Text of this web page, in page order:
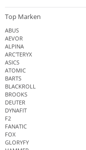
Top Marken
ABUS
AEVOR
ALPINA
ARC'TERYX
ASICS
ATOMIC
BARTS
BLACKROLL
BROOKS
DEUTER
DYNAFIT
F2
FANATIC
FOX
GLORYFY